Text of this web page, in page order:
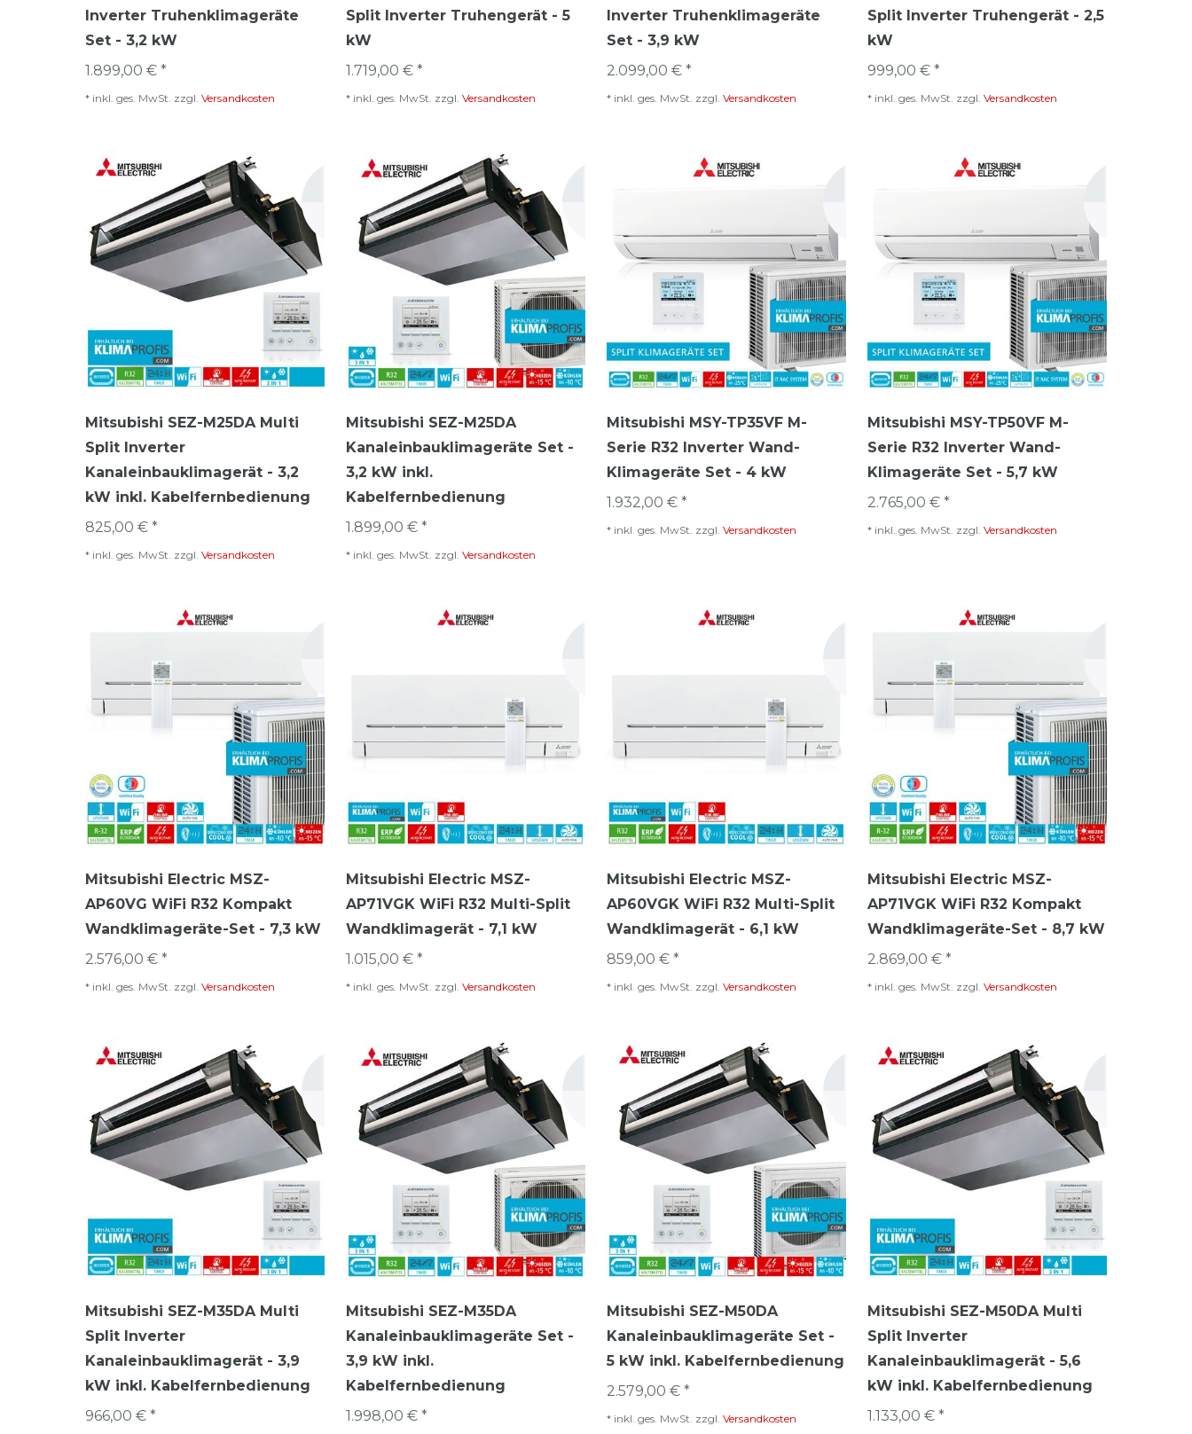
Inverter Truhenklimageräte
Set - 3,2 kW
1.899,00 € *
* inkl. ges. MwSt. zzgl. Versandkosten
Split Inverter Truhengerät - 5
kW
1.719,00 € *
* inkl. ges. MwSt. zzgl. Versandkosten
Inverter Truhenklimageräte
Set - 3,9 kW
2.099,00 € *
* inkl. ges. MwSt. zzgl. Versandkosten
Split Inverter Truhengerät - 2,5
kW
999,00 € *
* inkl. ges. MwSt. zzgl. Versandkosten
Mitsubishi SEZ-M25DA Multi
Split Inverter
Kanaleinbauklimagerät - 3,2
kW inkl. Kabelfernbedienung
825,00 € *
* inkl. ges. MwSt. zzgl. Versandkosten
Mitsubishi SEZ-M25DA
Kanaleinbauklimageräte Set -
3,2 kW inkl.
Kabelfernbedienung
1.899,00 € *
* inkl. ges. MwSt. zzgl. Versandkosten
Mitsubishi MSY-TP35VF M-
Serie R32 Inverter Wand-
Klimageräte Set - 4 kW
1.932,00 € *
* inkl. ges. MwSt. zzgl. Versandkosten
Mitsubishi MSY-TP50VF M-
Serie R32 Inverter Wand-
Klimageräte Set - 5,7 kW
2.765,00 € *
* inkl. ges. MwSt. zzgl. Versandkosten
Mitsubishi Electric MSZ-
AP60VG WiFi R32 Kompakt
Wandklimageräte-Set - 7,3 kW
2.576,00 € *
* inkl. ges. MwSt. zzgl. Versandkosten
Mitsubishi Electric MSZ-
AP71VGK WiFi R32 Multi-Split
Wandklimagerät - 7,1 kW
1.015,00 € *
* inkl. ges. MwSt. zzgl. Versandkosten
Mitsubishi Electric MSZ-
AP60VGK WiFi R32 Multi-Split
Wandklimagerät - 6,1 kW
859,00 € *
* inkl. ges. MwSt. zzgl. Versandkosten
Mitsubishi Electric MSZ-
AP71VGK WiFi R32 Kompakt
Wandklimageräte-Set - 8,7 kW
2.869,00 € *
* inkl. ges. MwSt. zzgl. Versandkosten
Mitsubishi SEZ-M35DA Multi
Split Inverter
Kanaleinbauklimagerät - 3,9
kW inkl. Kabelfernbedienung
966,00 € *
Mitsubishi SEZ-M35DA
Kanaleinbauklimageräte Set -
3,9 kW inkl.
Kabelfernbedienung
1.998,00 € *
Mitsubishi SEZ-M50DA
Kanaleinbauklimageräte Set -
5 kW inkl. Kabelfernbedienung
2.579,00 € *
* inkl. ges. MwSt. zzgl. Versandkosten
Mitsubishi SEZ-M50DA Multi
Split Inverter
Kanaleinbauklimagerät - 5,6
kW inkl. Kabelfernbedienung
1.133,00 € *